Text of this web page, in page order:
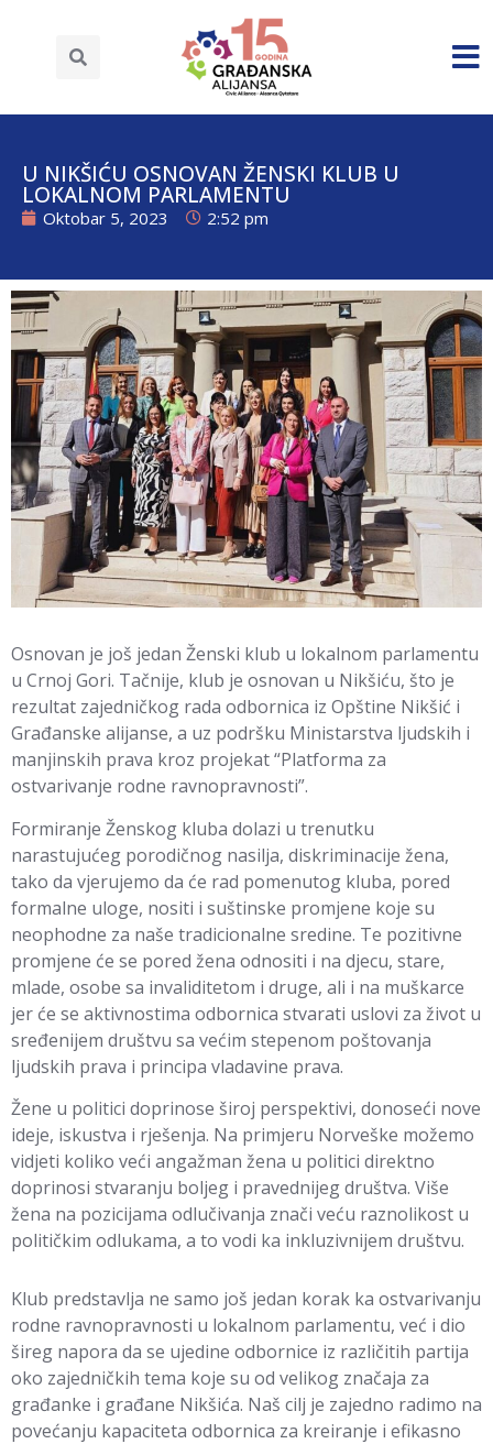
U NIKŠIĆU OSNOVAN ŽENSKI KLUB U
LOKALNOM PARLAMENTU
Oktobar 5, 2023 2:52 pm
Osnovan je još jedan Ženski klub u lokalnom parlamentu
u Crnoj Gori. Tačnije, klub je osnovan u Nikšiću, što je
rezultat zajedničkog rada odbornica iz Opštine Nikšić i
Građanske alijanse, a uz podršku Ministarstva ljudskih i
manjinskih prava kroz projekat “Platforma za
ostvarivanje rodne ravnopravnosti”.
Formiranje Ženskog kluba dolazi u trenutku
narastujućeg porodičnog nasilja, diskriminacije žena,
tako da vjerujemo da će rad pomenutog kluba, pored
formalne uloge, nositi i suštinske promjene koje su
neophodne za naše tradicionalne sredine. Te pozitivne
promjene će se pored žena odnositi i na djecu, stare,
mlade, osobe sa invaliditetom i druge, ali i na muškarce
jer će se aktivnostima odbornica stvarati uslovi za život u
sređenijem društvu sa većim stepenom poštovanja
ljudskih prava i principa vladavine prava.
Žene u politici doprinose široj perspektivi, donoseći nove
ideje, iskustva i rješenja. Na primjeru Norveške možemo
vidjeti koliko veći angažman žena u politici direktno
doprinosi stvaranju boljeg i pravednijeg društva. Više
žena na pozicijama odlučivanja znači veću raznolikost u
političkim odlukama, a to vodi ka inkluzivnijem društvu.
Klub predstavlja ne samo još jedan korak ka ostvarivanju
rodne ravnopravnosti u lokalnom parlamentu, već i dio
šireg napora da se ujedine odbornice iz različitih partija
oko zajedničkih tema koje su od velikog značaja za
građanke i građane Nikšića. Naš cilj je zajedno radimo na
povećanju kapaciteta odbornica za kreiranje i efikasno